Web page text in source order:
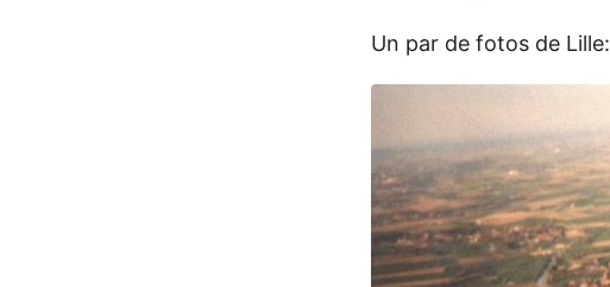
Un par de fotos de Lille: